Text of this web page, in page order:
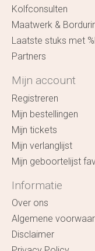
Kolfconsulten
Maatwerk &
Laatste stuks met
Partners
Mijn account
Registreren
Mijn bestellingen
Mijn tickets
Mijn verlanglijst
Mijn geboortelijst
Informatie
Over ons
Algemene
Disclaimer